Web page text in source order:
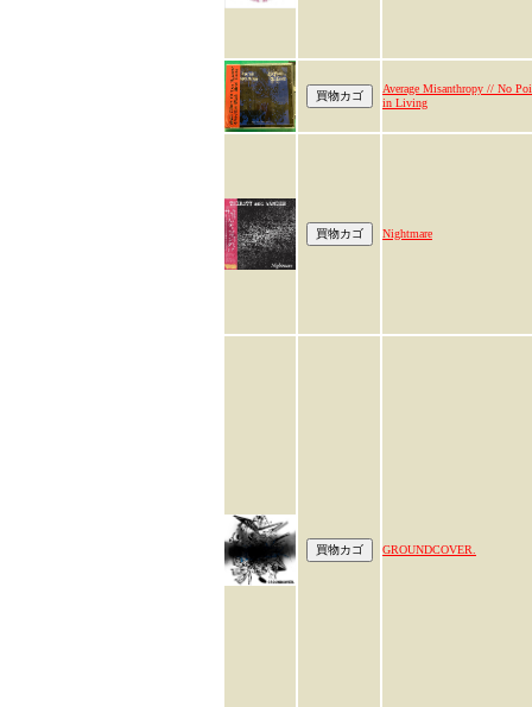
Average Misanthropy // No
in Living
Nightmare
GROUNDCOVER.